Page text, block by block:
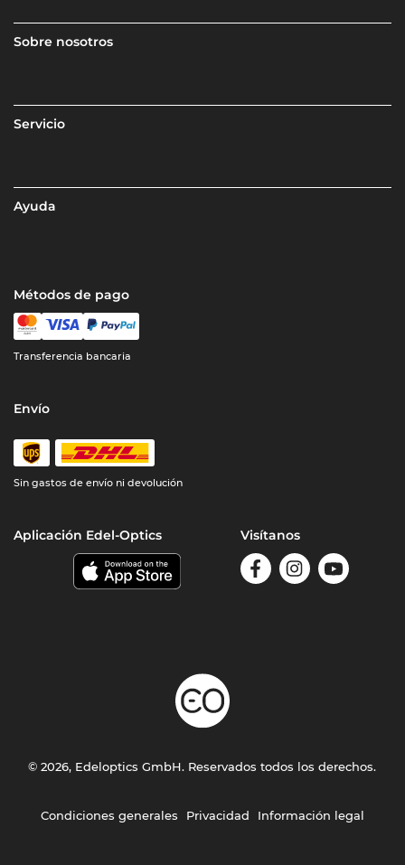
Sobre nosotros
Servicio
Ayuda
Métodos de pago
Transferencia bancaria
Envío
Sin gastos de envío ni devolución
Aplicación Edel-Optics Visítanos
Condiciones generales Privacidad Información legal
© 2026, Edeloptics GmbH. Reservados todos los derechos.